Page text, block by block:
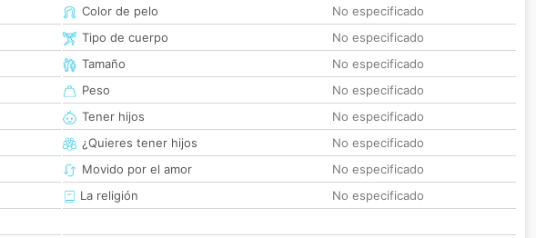
Color de pelo
No especificado
Tipo de cuerpo
No especificado
Tamaño
No especificado
Peso
No especificado
Tener hijos
No especificado
¿Quieres tener hijos
No especificado
Movido por el amor
No especificado
La religión
No especificado